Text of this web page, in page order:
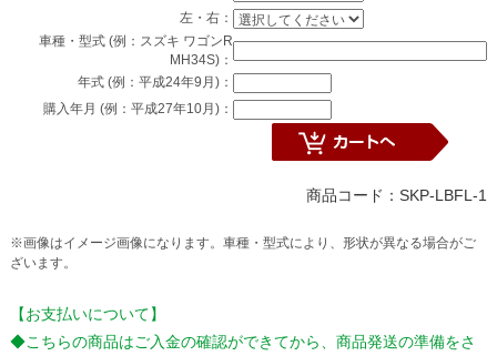
左・右：
車種・型式 (例：スズキ ワゴンR
MH34S)：
年式 (例：平成24年9月)：
購入年月 (例：平成27年10月)：
商品コード：SKP-LBFL-1
※画像はイメージ画像になります。車種・型式により、形状が異なる場合がご
ざいます。
【お支払いについて】
◆こちらの商品はご入金の確認ができてから、商品発送の準備をさ